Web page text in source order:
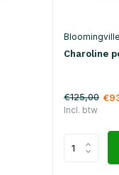
Charoline
€125,00
Incl. btw